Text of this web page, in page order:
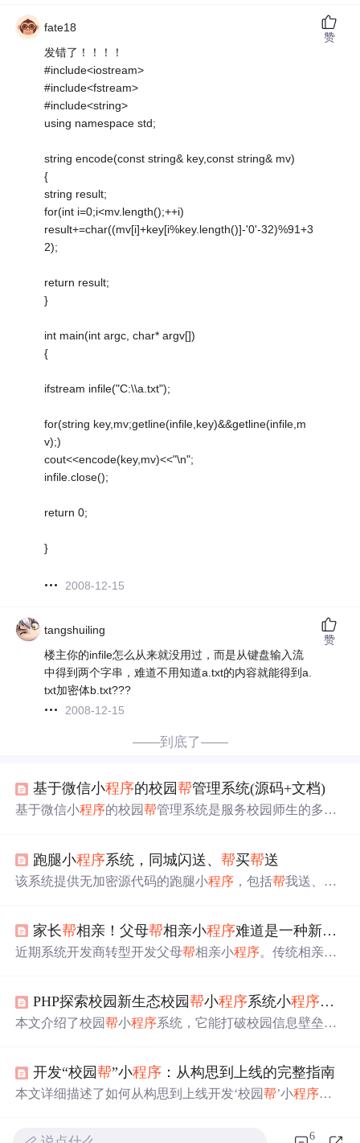
fate18
发错了！！！！
#include<iostream>
#include<fstream>
#include<string>
using namespace std;
string encode(const string& key,const string& mv)
{
string result;
for(int i=0;i<mv.length();++i)
result+=char((mv[i]+key[i%key.length()]-'0'-32)%91+3
2);
return result;
}
int main(int argc, char* argv[])
{
ifstream infile("C:\\a.txt");
for(string key,mv;getline(infile,key)&&getline(infile,m
v);)
cout<<encode(key,mv)<<"\n";
infile.close();
return 0;
}
2008-12-15
赞
tangshuiling
楼主你的infile怎么从来就没用过，而是从键盘输入流
中得到两个字串，难道不用知道a.txt的内容就能得到a.
txt加密体b.txt???
2008-12-15
赞
——到底了——
基于微信小程序的校园帮管理系统(源码+文档)
基于微信小程序的校园帮管理系统是服务校园师生的多功
后端用SpringBoot，前端用Vue，数据库为MySQL。
跑腿小程序系统，同城闪送、帮买帮送
该系统提供无加密源代码的跑腿小程序 ，包括帮我送、
帮
计费设置等特点，旨在提高配送效率和服务质量。
家长帮相亲！父母帮相亲小程序难道是一种新的交友方式吗？长见识了
近期系统开发商转型开发父母帮相亲小程序。传统相亲系
有成熟完善的小程序代码，可提供搭建、修改、维护服
务。
PHP探索校园新生态校园帮小程序系统小程序源码
本文介绍了校园帮小程序系统，它能打破校园信息壁垒，
衣等。随着其不断完善，将带来更多便利。
开发“校园帮”小程序 ：从构思到上线的完整指南
本文详细描述了如何从构思到上线开发‘校园帮’小程序，
6